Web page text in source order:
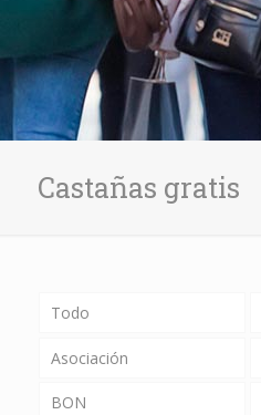
Castañas gratis
Todo
Asociación
BON